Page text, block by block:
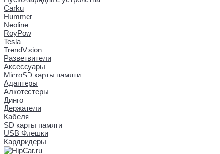
Carku
Hummer
Neoline
RoyPow
Tesla
TrendVision
Разветвители
Аксессуары
MicroSD карты памяти
Адаптеры
Алкотестеры
Динго
Держатели
Кабеля
SD карты памяти
USB Флешки
Кардридеры